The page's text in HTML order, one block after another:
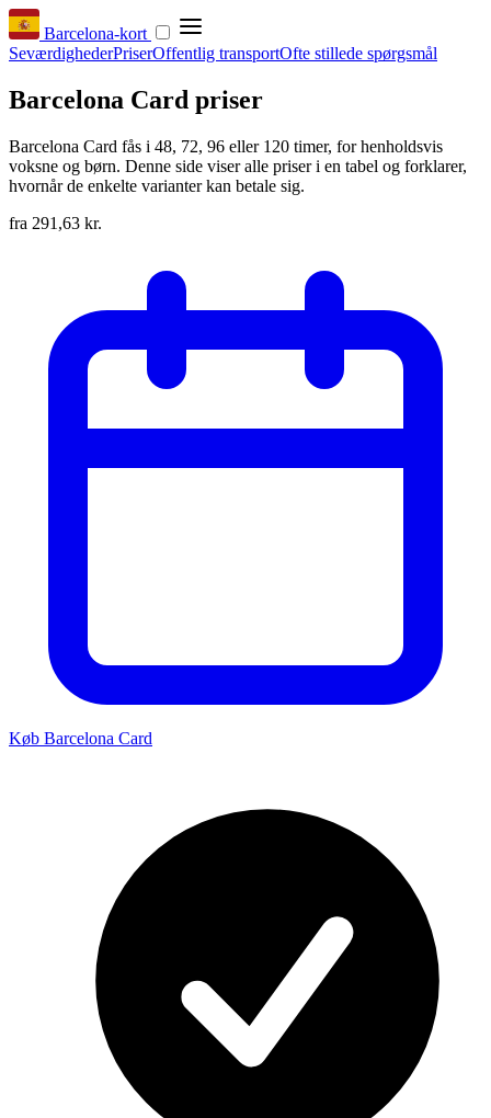
Barcelona-kort
SeværdighederPriserOffentlig transportOfte stillede spørgsmål
Barcelona Card priser
Barcelona Card fås i 48, 72, 96 eller 120 timer, for henholdsvis
voksne og børn. Denne side viser alle priser i en tabel og forklarer,
hvornår de enkelte varianter kan betale sig.
fra 291,63 kr.
Køb Barcelona Card